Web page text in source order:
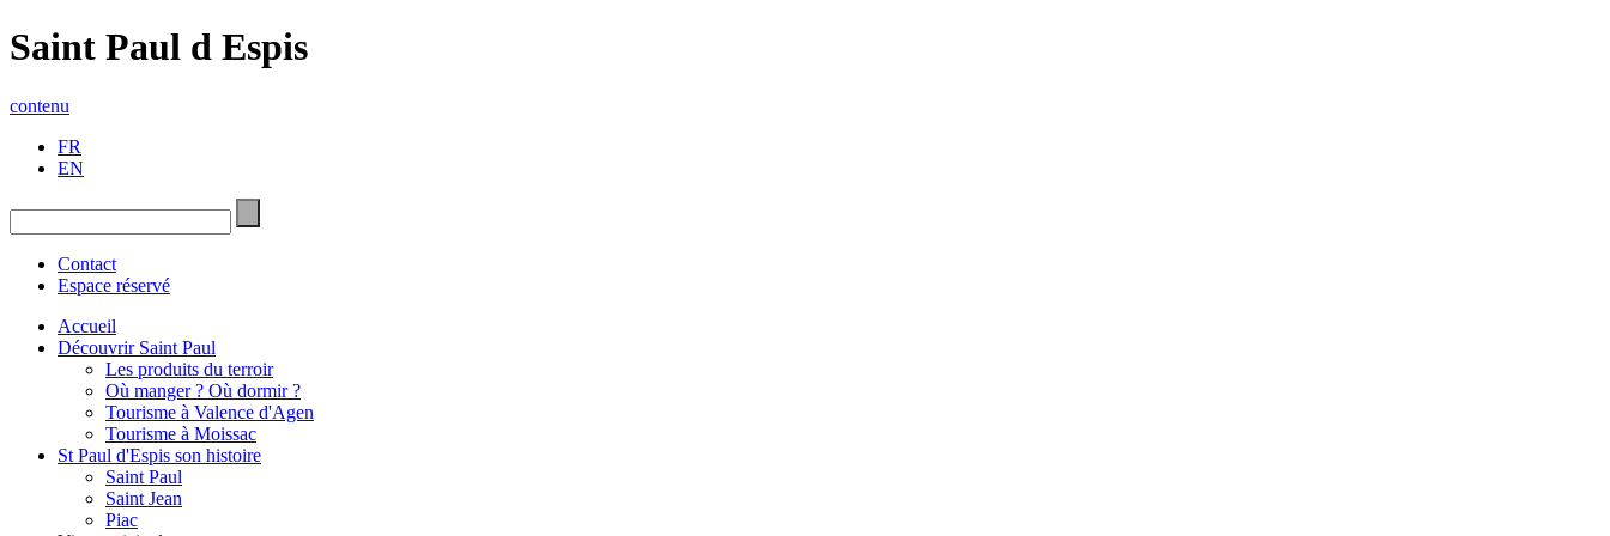
Saint Paul d Espis
contenu
FR
EN
Contact
Espace réservé
Accueil
Découvrir Saint Paul
Les produits du terroir
Où manger ? Où dormir ?
Tourisme à Valence d'Agen
Tourisme à Moissac
St Paul d'Espis son histoire
Saint Paul
Saint Jean
Piac